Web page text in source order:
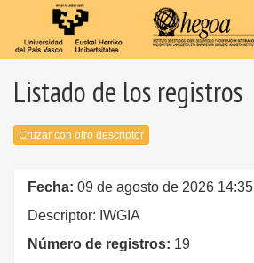
Listado de los registros
Cruzar con otro descriptor
Fecha: 09 de agosto de 2026 14:35
Descriptor: IWGIA
Número de registros: 19